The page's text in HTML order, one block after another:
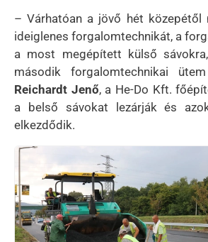
– Várhatóan a jövő hét közepétől
ideiglenes forgalomtechnikát, a
a most megépített külső
második forgalomtechnikai
Reichardt Jenő, a He-Do Kft.
a belső sávokat lezárják és
elkezdődik.
Kép